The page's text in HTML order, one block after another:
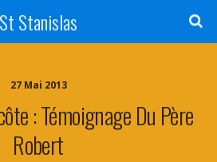
St Stanislas
27 Mai 2013
: Témoignage Du Père
Robert